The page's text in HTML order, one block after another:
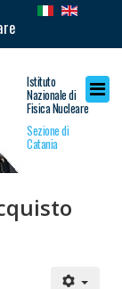
Istituto
Nazionale di
Fisica Nucleare
Sezione di
Catania